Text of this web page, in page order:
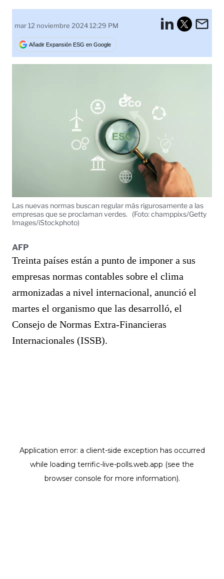
mar 12 noviembre 2024 12:29 PM
Añadir Expansión ESG en Google
Las nuevas normas buscan regular más rigurosamente a las
empresas que se proclaman verdes.
(Foto: champpixs/Getty
Images/iStockphoto)
AFP
Treinta países están a punto de imponer a sus
empresas normas contables sobre el clima
armonizadas a nivel internacional, anunció el
martes el organismo que las desarrolló, el
Consejo de Normas Extra-Financieras
Internacionales (ISSB).